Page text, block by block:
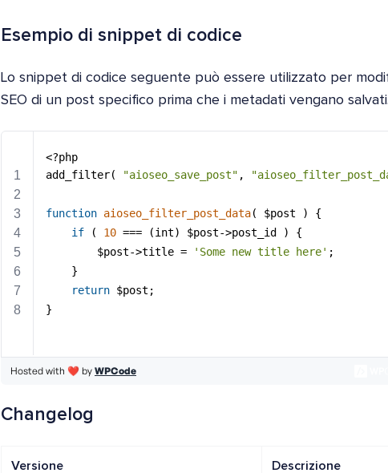
Esempio di snippet di codice
Lo snippet di codice seguente può essere utilizzato per
SEO di un post specifico prima che i metadati vengano salvati.
Changelog
Versione Descrizione